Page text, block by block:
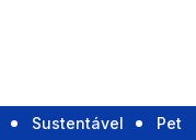
Sustentável Pet